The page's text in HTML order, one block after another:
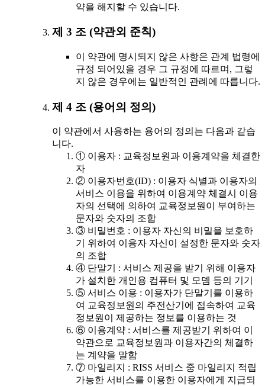
약을 해지할 수 있습니다.
제 3 조 (약관외 준칙)
이 약관에 명시되지 않은 사항은 관계 법령에
규정 되어있을 경우 그 규정에 따르며, 그렇
지 않은 경우에는 일반적인 관례에 따릅니다.
제 4 조 (용어의 정의)
이 약관에서 사용하는 용어의 정의는 다음과 같습
니다.
① 이용자 : 교육정보원과 이용계약을 체결한
자
② 이용자번호(ID) : 이용자 식별과 이용자의
서비스 이용을 위하여 이용계약 체결시 이용
자의 선택에 의하여 교육정보원이 부여하는
문자와 숫자의 조합
③ 비밀번호 : 이용자 자신의 비밀을 보호하
기 위하여 이용자 자신이 설정한 문자와 숫자
의 조합
④ 단말기 : 서비스 제공을 받기 위해 이용자
가 설치한 개인용 컴퓨터 및 모뎀 등의 기기
⑤ 서비스 이용 : 이용자가 단말기를 이용하
여 교육정보원의 주전산기에 접속하여 교육
정보원이 제공하는 정보를 이용하는 것
⑥ 이용계약 : 서비스를 제공받기 위하여 이
약관으로 교육정보원과 이용자간의 체결하
는 계약을 말함
⑦ 마일리지 : RISS 서비스 중 마일리지 적립
가능한 서비스를 이용한 이용자에게 지급되